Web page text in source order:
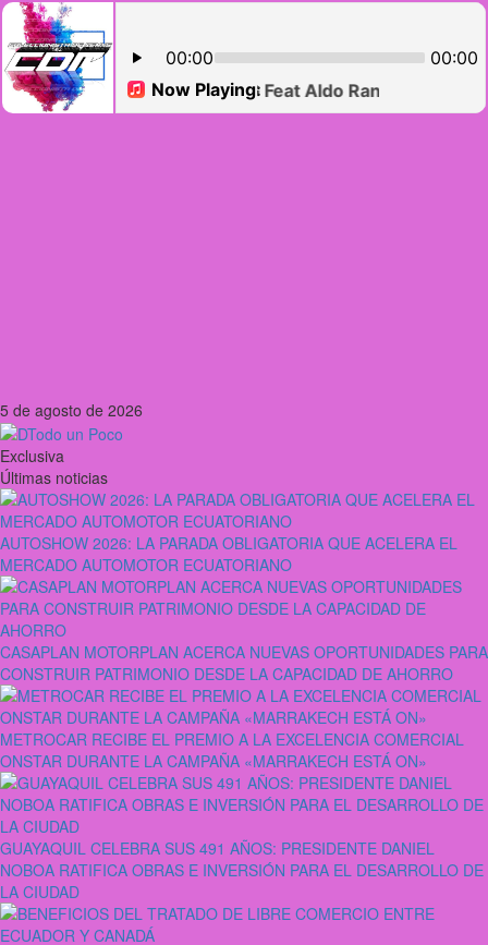
5 de agosto de 2026
Exclusiva
Últimas noticias
AUTOSHOW 2026: LA PARADA OBLIGATORIA QUE ACELERA EL
MERCADO AUTOMOTOR ECUATORIANO
CASAPLAN MOTORPLAN ACERCA NUEVAS OPORTUNIDADES PARA
CONSTRUIR PATRIMONIO DESDE LA CAPACIDAD DE AHORRO
METROCAR RECIBE EL PREMIO A LA EXCELENCIA COMERCIAL
ONSTAR DURANTE LA CAMPAÑA «MARRAKECH ESTÁ ON»
GUAYAQUIL CELEBRA SUS 491 AÑOS: PRESIDENTE DANIEL
NOBOA RATIFICA OBRAS E INVERSIÓN PARA EL DESARROLLO DE
LA CIUDAD